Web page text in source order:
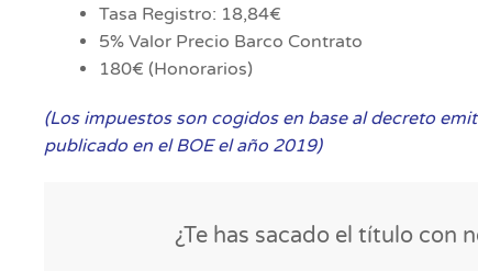
Tasa Registro: 18,84€
5% Valor Precio Barco Contrato
180€ (Honorarios)
(Los impuestos son cogidos en base al decreto
publicado en el BOE el año 2019)
¿Te has sacado el título con